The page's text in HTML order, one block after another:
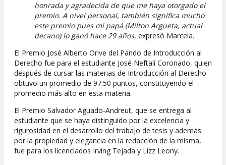
honrada y agradecida de que me haya otorgado el
premio. A nivel personal, también significa mucho
este premio pues mi papá (Milton Argueta, actual
decano) lo ganó hace 29 años, expresó Marcela.
El Premio José Alberto Orive del Pando de Introducción al
Derecho fue para el estudiante José Neftalí Coronado, quien
después de cursar las materias de Introducción al Derecho
obtuvo un promedio de 97.50 puntos, constituyendo el
promedio más alto en esta materia.
El Premio Salvador Aguado-Andreut, que se entrega al
estudiante que se haya distinguido por la excelencia y
rigurosidad en el desarrollo del trabajo de tesis y además
por la propiedad y elegancia en la redacción de la misma,
fue para los licenciados Irving Tejada y Lizz Leony.